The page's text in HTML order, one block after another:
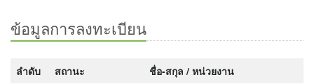
ข้อมูลการลงทะเบียน
ลำดับ สถานะ
ชื่อ-สกุล / หน่วยงาน